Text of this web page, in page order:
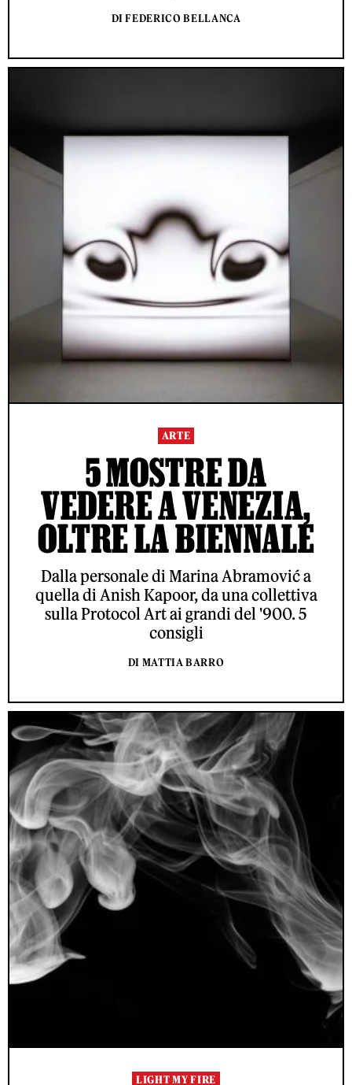
DI FEDERICO BELLANCA
ARTE
5 MOSTRE DA
VEDERE A VENEZIA,
OLTRE LA BIENNALE
Dalla personale di Marina Abramović a
quella di Anish Kapoor, da una collettiva
sulla Protocol Art ai grandi del '900. 5
consigli
DI MATTIA BARRO
LIGHT MY FIRE